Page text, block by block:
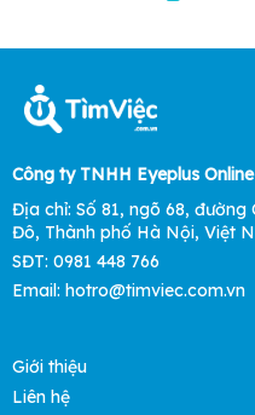
Công ty TNHH Eyeplus Online
Địa chỉ: Số 81, ngõ 68,
Đô, Thành phố Hà Nội, Việt
SĐT: 0981 448 766
Email: hotro@timviec.com.vn
Giới thiệu
Liên hệ